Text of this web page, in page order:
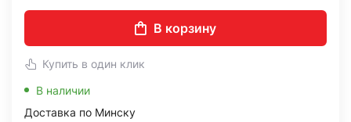
В корзину
Купить в один клик
В наличии
Доставка по Минску